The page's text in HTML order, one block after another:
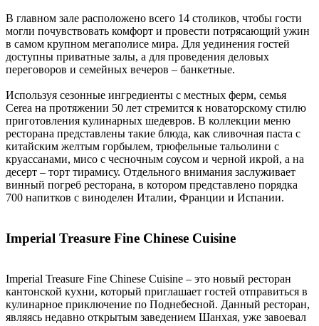
В главном зале расположено всего 14 столиков, чтобы гости
могли почувствовать комфорт и провести потрясающий ужин
в самом крупном мегаполисе мира. Для уединения гостей
доступны приватные залы, а для проведения деловых
переговоров и семейных вечеров – банкетные.
Используя сезонные ингредиенты с местных ферм, семья
Cerea на протяжении 50 лет стремится к новаторскому стилю
приготовления кулинарных шедевров. В коллекции меню
ресторана представлены такие блюда, как сливочная паста с
китайским желтым горбылем, трюфельные тальолини с
круассанами, мисо с чесночным соусом и черной икрой, а на
десерт – торт тирамису. Отдельного внимания заслуживает
винный погреб ресторана, в котором представлено порядка
700 напитков с виноделен Италии, Франции и Испании.
Imperial Treasure Fine Chinese Cuisine
Imperial Treasure Fine Chinese Cuisine – это новый ресторан
кантонской кухни, который приглашает гостей отправиться в
кулинарное приключение по Поднебесной. Данный ресторан,
являясь недавно открытым заведением Шанхая, уже завоевал